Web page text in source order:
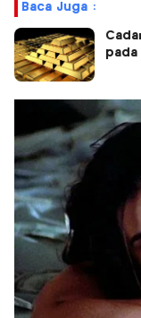
Baca Juga :
pada